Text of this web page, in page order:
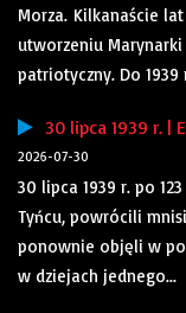
Morza. Kilkanaście
utworzeniu
patriotyczny. Do 1939
30 lipca 1939 r. |
2026-07-30
30 lipca 1939 r. po
Tyńcu, powrócili
ponownie objęli w
w dziejach jednego...